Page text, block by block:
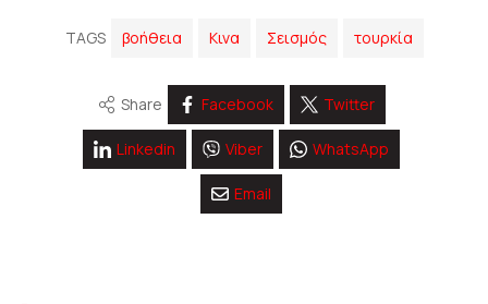
TAGS βοήθεια Κινα Σεισμός τουρκία
Share Facebook Twitter
Linkedin Viber WhatsApp
Email